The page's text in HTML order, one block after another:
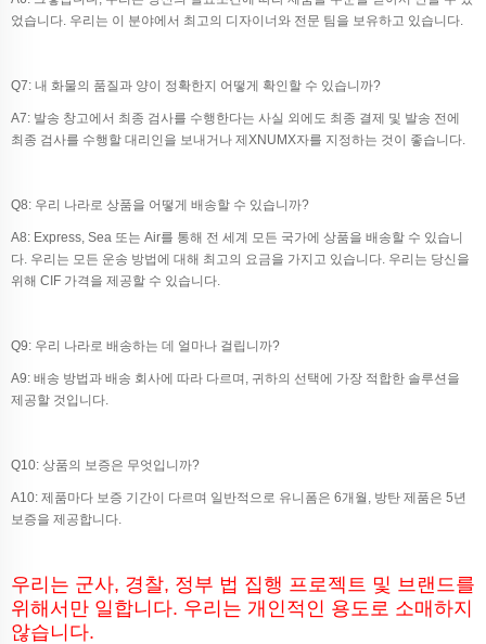
었습니다. 우리는 이 분야에서 최고의 디자이너와 전문 팀을 보유하고 있습니다.
Q7: 내 화물의 품질과 양이 정확한지 어떻게 확인할 수 있습니까?
A7: 발송 창고에서 최종 검사를 수행한다는 사실 외에도 최종 결제 및 발송 전에
최종 검사를 수행할 대리인을 보내거나 제XNUMX자를 지정하는 것이 좋습니다.
Q8: 우리 나라로 상품을 어떻게 배송할 수 있습니까?
A8: Express, Sea 또는 Air를 통해 전 세계 모든 국가에 상품을 배송할 수 있습니
다. 우리는 모든 운송 방법에 대해 최고의 요금을 가지고 있습니다. 우리는 당신을
위해 CIF 가격을 제공할 수 있습니다.
Q9: 우리 나라로 배송하는 데 얼마나 걸립니까?
A9: 배송 방법과 배송 회사에 따라 다르며, 귀하의 선택에 가장 적합한 솔루션을
제공할 것입니다.
Q10: 상품의 보증은 무엇입니까?
A10: 제품마다 보증 기간이 다르며 일반적으로 유니폼은 6개월, 방탄 제품은 5년
보증을 제공합니다.
우리는 군사, 경찰, 정부 법 집행 프로젝트 및 브랜드를
위해서만 일합니다. 우리는 개인적인 용도로 소매하지
않습니다.